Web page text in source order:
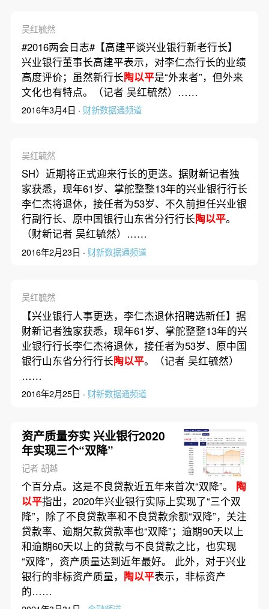
吴红毓然
#2016两会日志#【高建平谈兴业银行新老行长】
兴业银行董事长高建平表示，对李仁杰行长的业绩
高度评价；虽然新行长陶以平是“外来者”，但外来
文化也有特点。（记者 吴红毓然）……
2016年3月4日 · 财新数据通频道
吴红毓然
SH）近期将正式迎来行长的更迭。据财新记者独
家获悉，现年61岁、掌舵整整13年的兴业银行行长
李仁杰将退休，接任者为53岁、不久前担任兴业银
行副行长、原中国银行山东省分行行长陶以平。
（财新记者 吴红毓然）……
2016年2月23日 · 财新数据通频道
吴红毓然
【兴业银行人事更迭，李仁杰退休招聘选新任】据
财新记者独家获悉，现年61岁、掌舵整整13年的兴
业银行行长李仁杰将退休，接任者为53岁、原中国
银行山东省分行行长陶以平。（记者 吴红毓然）
……
2016年2月25日 · 财新数据通频道
资产质量夯实 兴业银行2020
年实现三个“双降”
记者 胡越
个百分点。这是不良贷款近五年来首次“双降”。 陶
以平指出，2020年兴业银行实际上实现了“三个双
降”，除了不良贷款率和不良贷款余额“双降”，关注
贷款率、逾期欠款贷款率也“双降”；逾期90天以上
和逾期60天以上的贷款与不良贷款之比，也实现
“双降”，资产质量达到近年最好。 此外，对于兴业
银行的非标资产质量， 陶以平表示，非标资产
的……